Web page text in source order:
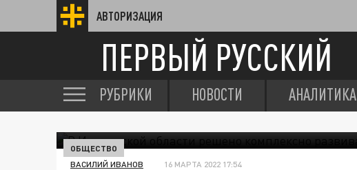
АВТОРИЗАЦИЯ
ПЕРВЫЙ РУССКИЙ
РУБРИКИ НОВОСТИ АНАЛИТИКА
ОБЩЕСТВО
ВАСИЛИЙ ИВАНОВ 16 МАРТА 2022 17:54